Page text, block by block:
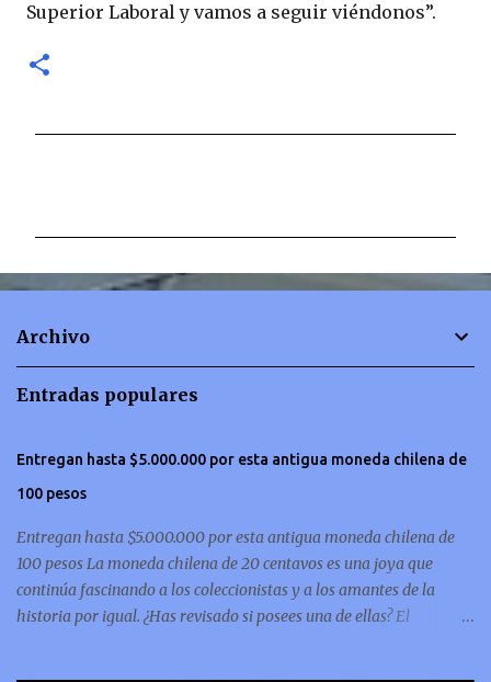
Superior Laboral y vamos a seguir viéndonos”.
n
Archivo
Entradas populares
Entregan hasta $5.000.000 por esta antigua moneda chilena de
100 pesos
Entregan hasta $5.000.000 por esta antigua moneda chilena de
100 pesos La moneda chilena de 20 centavos es una joya que
continúa fascinando a los coleccionistas y a los amantes de la
historia por igual. ¿Has revisado si posees una de ellas? El